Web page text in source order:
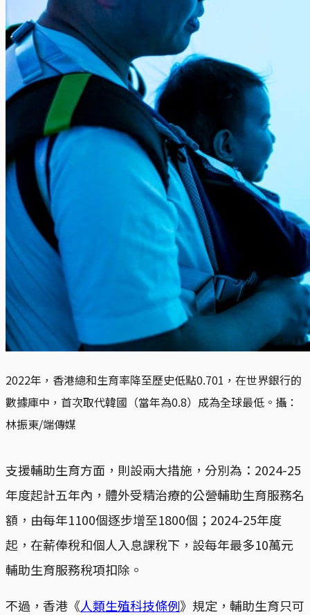
2022年，香港總和生育率降至歷史低點0.701，在世界銀行的
數據庫中，首次取代韓國（當年為0.8）成為全球最低。攝：
林振東/端傳媒
支援輔助生育方面，則設兩大措施，分別為：2024-25
年度起計五年內，體外受精治療的公營輔助生育服務名
額，由每年1100個逐步增至1800個；2024-25年度
起，在薪俸稅和個人入息課稅下，設每年最多10萬元
輔助生育服務稅項扣除。
不過，香港《人類生殖科技條例》規定，輔助生育只可